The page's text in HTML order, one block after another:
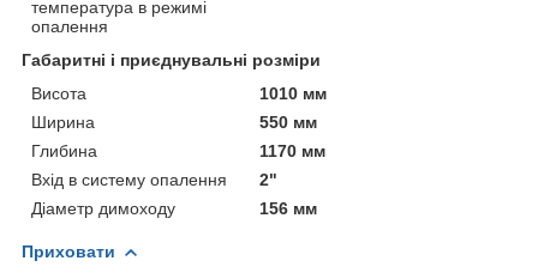
температура в режимі
опалення
Габаритні і приєднувальні розміри
Висота
1010 мм
Ширина
550 мм
Глибина
1170 мм
Вхід в систему опалення
2"
Діаметр димоходу
156 мм
Приховати